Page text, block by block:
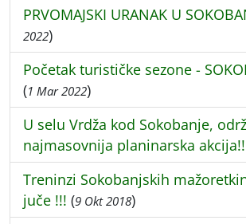
PRVOMAJSKI URANAK U
2022)
Početak turističke sezone -
(1 Mar 2022)
U selu Vrdža kod Sokobanje,
najmasovnija planinarska
Treninzi Sokobanjskih
juče !!! (9 Okt 2018)